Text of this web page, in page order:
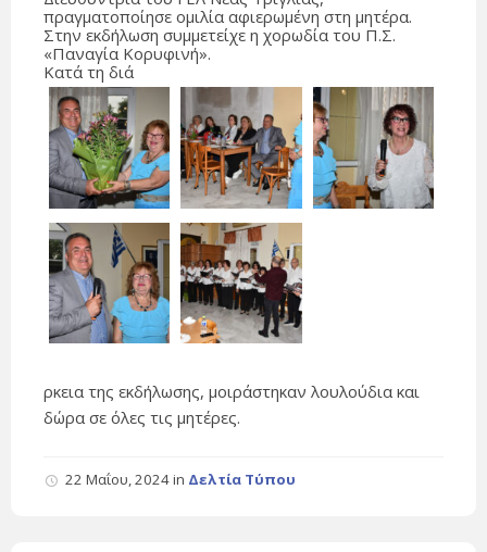
πραγματοποίησε ομιλία αφιερωμένη στη μητέρα.
Στην εκδήλωση συμμετείχε η χορωδία του Π.Σ.
«Παναγία Κορυφινή».
Κατά τη διά
ρκεια της εκδήλωσης, μοιράστηκαν λουλούδια και
δώρα σε όλες τις μητέρες.
22 Μαΐου, 2024in Δελτία Τύπου